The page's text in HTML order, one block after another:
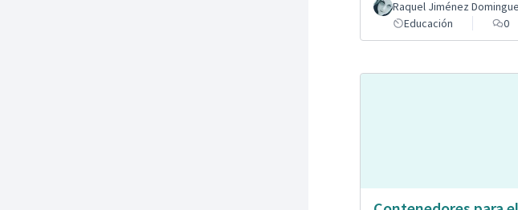
Raquel Jiménez
Educación
0